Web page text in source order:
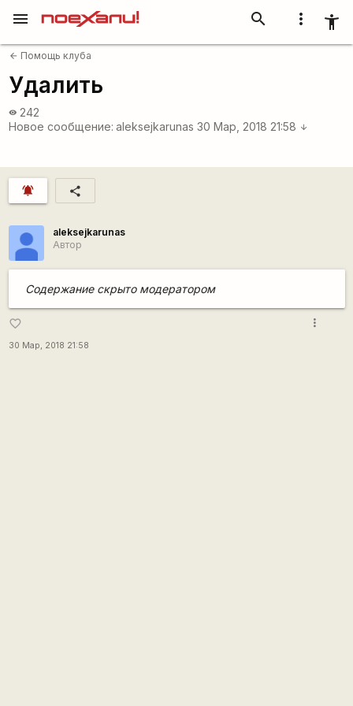
more_vert accessibility_new
search
menu
arrow_back Помощь клуба
Удалить
visibility 242
Новое сообщение: aleksejkarunas 30 Мар, 2018 21:58 arrow_downward
notifications_active share
aleksejkarunas
Автор
Содержание скрыто модератором
favorite_border
30 Мар, 2018 21:58
more_vert